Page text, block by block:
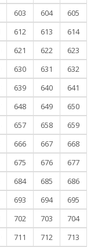
603 604
605
612 613
614
621 622
623
630 631
632
639 640
641
648 649
650
657 658
659
666 667
668
675 676
677
684 685
686
693 694
695
702 703
704
711 712
713